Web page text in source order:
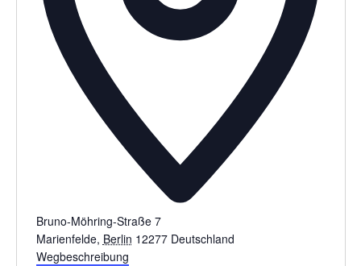
Bruno-Möhring-Straße 7
Marienfelde, Berlin 12277 Deutschland
Wegbeschreibung